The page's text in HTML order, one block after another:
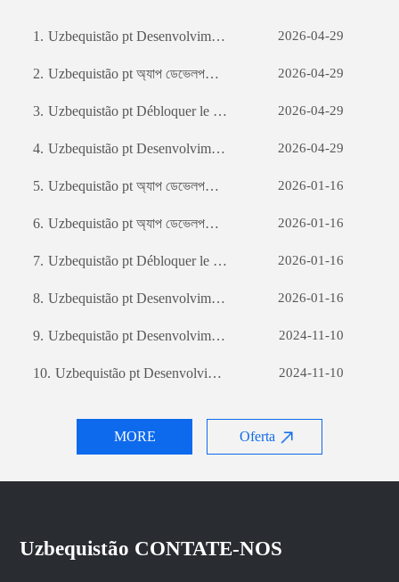
MORE Oferta
1. Uzbequistão pt Desenvolvimento de sites de comércio externo: um guia abrangente 2026-04-29
2. Uzbequistão pt অ্যাপ ডেভেলপমেন্টঃ একটি সফল মোবাইল অ্যাপ্লিকেশন তৈরির যাত্রা 2026-04-29
3. Uzbequistão pt Débloquer le potentiel des entreprises: le pouvoir du développement de logiciels personnalisés 2026-04-29
4. Uzbequistão pt Desenvolvimento de sites de comércio externo: um guia abrangente 2026-04-29
5. Uzbequistão pt অ্যাপ ডেভেলপমেন্টঃ একটি সফল মোবাইল অ্যাপ্লিকেশন তৈরির যাত্রা 2026-01-16
6. Uzbequistão pt অ্যাপ ডেভেলপমেন্টঃ একটি সফল মোবাইল অ্যাপ্লিকেশন তৈরির যাত্রা 2026-01-16
7. Uzbequistão pt Débloquer le potentiel des entreprises: le pouvoir du développement de logiciels personnalisés 2026-01-16
8. Uzbequistão pt Desenvolvimento de sites de comércio externo: um guia abrangente 2026-01-16
9. Uzbequistão pt Desenvolvimento de sites de comércio externo: um guia abrangente 2024-11-10
10. Uzbequistão pt Desenvolvimento de sites de comércio externo: um guia abrangente 2024-11-10
Uzbequistão CONTATE-NOS